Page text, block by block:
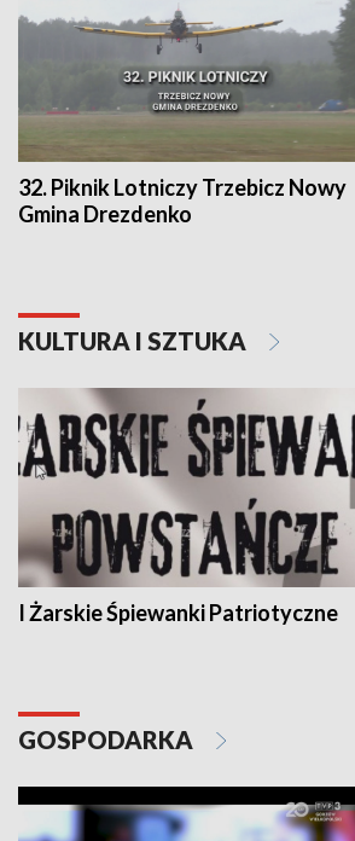
32. Piknik Lotniczy Trzebicz Nowy
Gmina Drezdenko
KULTURA I SZTUKA
I Żarskie Śpiewanki Patriotyczne
GOSPODARKA